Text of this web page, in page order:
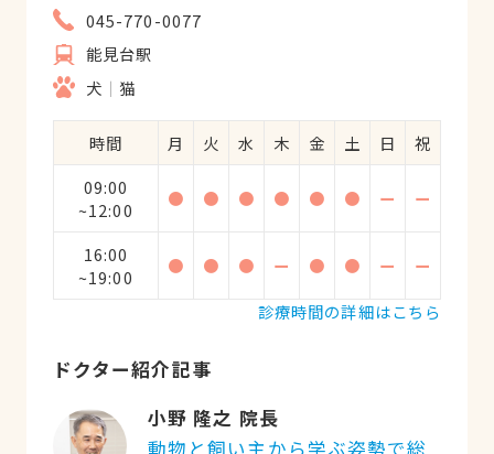
045-770-0077
能見台駅
犬
猫
時間 月 火 水 木 金 土 日
祝
09:00
~12:00
● ● ● ● ● ● ー ー
16:00
~19:00
● ● ● ー ● ● ー
ー
診療時間の詳細はこちら
ドクター紹介記事
小野 隆之 院長